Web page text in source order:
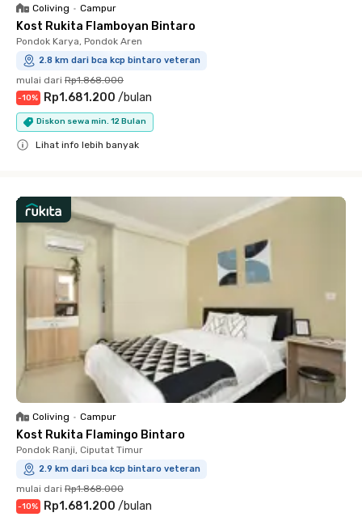
Coliving • Campur
Kost Rukita Flamboyan Bintaro
Pondok Karya, Pondok Aren
2.8 km dari bca kcp bintaro veteran
mulai dari Rp1.868.000
-10% Rp1.681.200 /bulan
Diskon sewa min. 12 Bulan
Lihat info lebih banyak
Coliving • Campur
Kost Rukita Flamingo Bintaro
Pondok Ranji, Ciputat Timur
2.9 km dari bca kcp bintaro veteran
mulai dari Rp1.868.000
-10% Rp1.681.200 /bulan